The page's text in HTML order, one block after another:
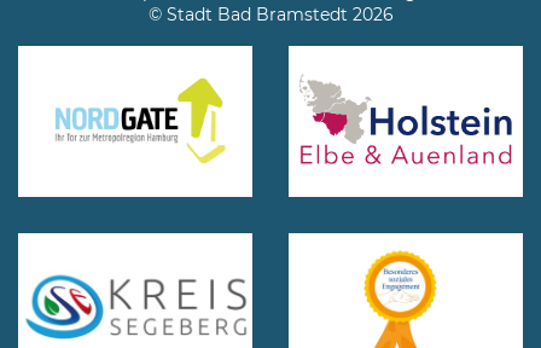
© Stadt Bad Bramstedt 2026